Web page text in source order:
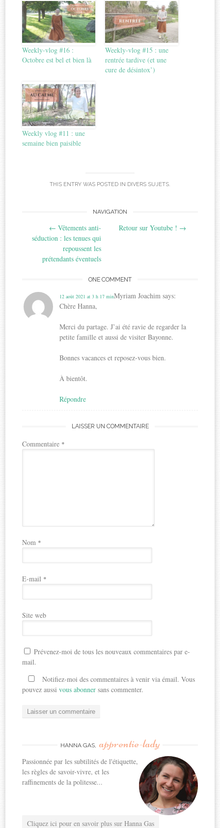
Weekly-vlog #16 :
Octobre est bel et bien là
Weekly-vlog #15 : une
rentrée tardive (et une
cure de désintox’)
Weekly vlog #11 : une
semaine bien paisible
THIS ENTRY WAS POSTED IN DIVERS SUJETS.
navigation
NAVIGATION
← Vêtements anti-
séduction : les tenues qui
repoussent les
prétendants éventuels
Retour sur Youtube ! →
ONE COMMENT
Myriam Joachim says:
12 août 2021 at 3 h 17 min
Chère Hanna,
Merci du partage. J’ai été ravie de regarder la
petite famille et aussi de visiter Bayonne.
Bonnes vacances et reposez-vous bien.
À bientôt.
Répondre
LAISSER UN COMMENTAIRE
Commentaire *
Nom *
E-mail *
Site web
Prévenez-moi de tous les nouveaux commentaires par e-
mail.
Notifiez-moi des commentaires à venir via émail. Vous
pouvez aussivous abonner sans commenter.
HANNA GAS, apprentie-lady
Passionnée par les subtilités de l'étiquette,
les règles de savoir-vivre, et les
raffinements de la politesse...
Cliquez ici pour en savoir plus sur Hanna Gas